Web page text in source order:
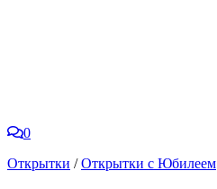
0
Открытки /Открытки с Юбилеем